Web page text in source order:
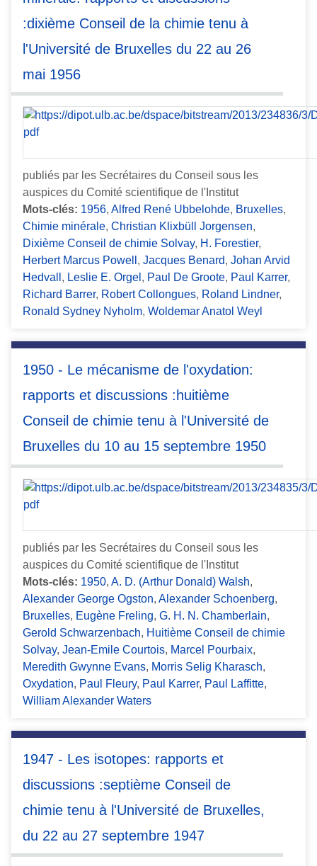
:dixième Conseil de la chimie tenu à
l'Université de Bruxelles du 22 au 26
mai 1956
publiés par les Secrétaires du Conseil sous les
auspices du Comité scientifique de l'Institut
Mots-clés: 1956, Alfred René Ubbelohde, Bruxelles,
Chimie minérale, Christian Klixbüll Jorgensen,
Dixième Conseil de chimie Solvay, H. Forestier,
Herbert Marcus Powell , Jacques Benard, Johan Arvid
Hedvall , Leslie E. Orgel , Paul De Groote, Paul Karrer,
Richard Barrer, Robert Collongues, Roland Lindner,
Ronald Sydney Nyholm, Woldemar Anatol Weyl
1950 - Le mécanisme de l'oxydation:
rapports et discussions :huitième
Conseil de chimie tenu à l'Université de
Bruxelles du 10 au 15 septembre 1950
publiés par les Secrétaires du Conseil sous les
auspices du Comité scientifique de l'Institut
Mots-clés: 1950, A. D. (Arthur Donald) Walsh,
Alexander George Ogston, Alexander Schoenberg,
Bruxelles, Eugène Freling, G. H. N. Chamberlain,
Gerold Schwarzenbach, Huitième Conseil de chimie
Solvay, Jean-Emile Courtois, Marcel Pourbaix,
Meredith Gwynne Evans, Morris Selig Kharasch,
Oxydation, Paul Fleury, Paul Karrer, Paul Laffitte,
William Alexander Waters
1947 - Les isotopes: rapports et
discussions :septième Conseil de
chimie tenu à l'Université de Bruxelles,
du 22 au 27 septembre 1947